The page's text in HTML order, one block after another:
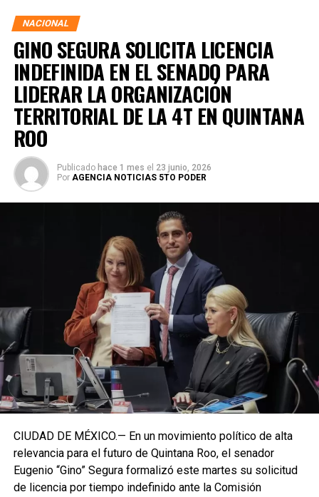
NACIONAL
GINO SEGURA SOLICITA LICENCIA
INDEFINIDA EN EL SENADO PARA
LIDERAR LA ORGANIZACIÓN
TERRITORIAL DE LA 4T EN QUINTANA
ROO
Publicado hace 1 mes el 23 junio, 2026
Por AGENCIA NOTICIAS 5TO PODER
CIUDAD DE MÉXICO.— En un movimiento político de alta
relevancia para el futuro de Quintana Roo, el senador
Eugenio “Gino” Segura formalizó este martes su solicitud
de licencia por tiempo indefinido ante la Comisión